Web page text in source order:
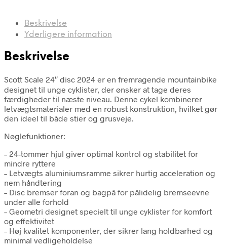
Beskrivelse
Yderligere information
Beskrivelse
Scott Scale 24″ disc 2024 er en fremragende mountainbike
designet til unge cyklister, der ønsker at tage deres
færdigheder til næste niveau. Denne cykel kombinerer
letvægtsmaterialer med en robust konstruktion, hvilket gør
den ideel til både stier og grusveje.
Nøglefunktioner:
– 24-tommer hjul giver optimal kontrol og stabilitet for
mindre ryttere
– Letvægts aluminiumsramme sikrer hurtig acceleration og
nem håndtering
– Disc bremser foran og bagpå for pålidelig bremseevne
under alle forhold
– Geometri designet specielt til unge cyklister for komfort
og effektivitet
– Høj kvalitet komponenter, der sikrer lang holdbarhed og
minimal vedligeholdelse